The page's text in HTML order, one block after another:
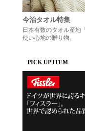
今治タオル特集
日本有数のタオル産地
使い心地の贈り物。
PICK UP ITEM